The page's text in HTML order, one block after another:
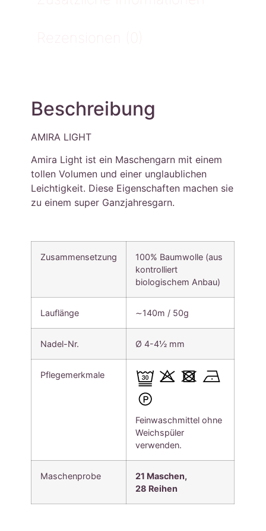
Beschreibung
AMIRA LIGHT
Amira Light ist ein Maschengarn mit einem
tollen Volumen und einer unglaublichen
Leichtigkeit. Diese Eigenschaften machen sie
zu einem super Ganzjahresgarn.
Zusammensetzung
100% Baumwolle (aus
kontrolliert
biologischem Anbau)
Lauflänge ∼140m / 50g
Nadel-Nr. Ø 4-4½ mm
Pflegemerkmale
Feinwaschmittel ohne
Weichspüler
verwenden.
Maschenprobe
21 Maschen,
28 Reihen